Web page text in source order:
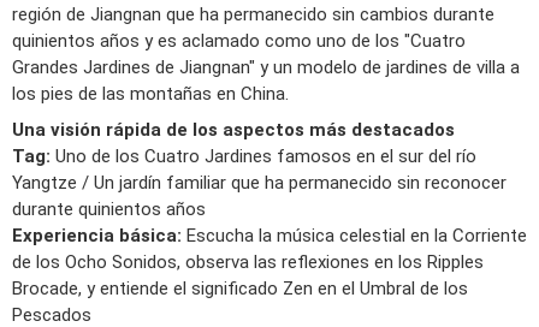
región de Jiangnan que ha permanecido sin cambios durante
quinientos años y es aclamado como uno de los "Cuatro
Grandes Jardines de Jiangnan" y un modelo de jardines de villa a
los pies de las montañas en China.
Una visión rápida de los aspectos más destacados
Tag: Uno de los Cuatro Jardines famosos en el sur del río
Yangtze / Un jardín familiar que ha permanecido sin reconocer
durante quinientos años
Experiencia básica: Escucha la música celestial en la Corriente
de los Ocho Sonidos, observa las reflexiones en los Ripples
Brocade, y entiende el significado Zen en el Umbral de los
Pescados